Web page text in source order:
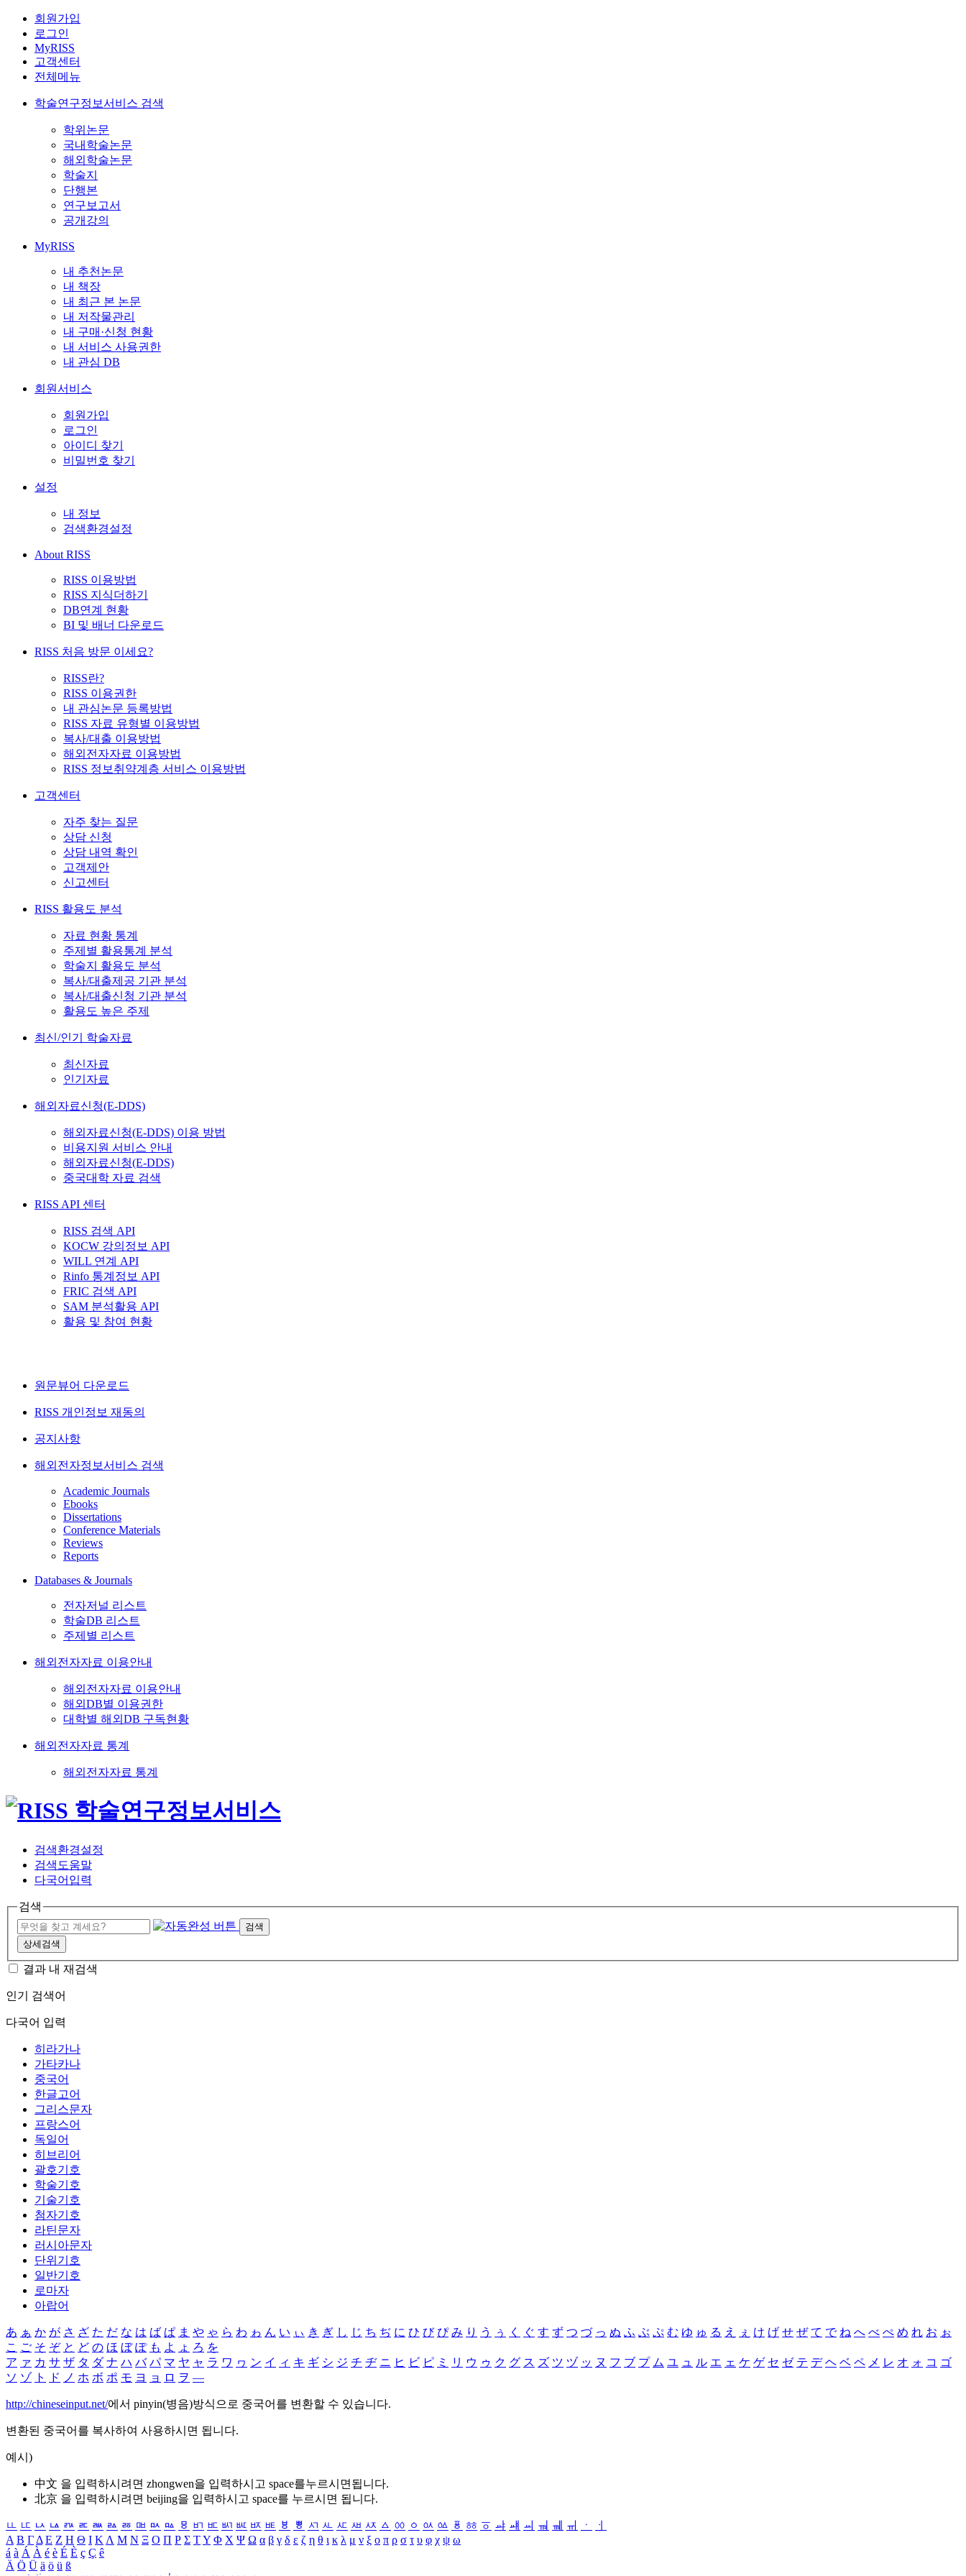
회원가입
로그인
MyRISS
고객센터
전체메뉴
학술연구정보서비스 검색
학위논문
국내학술논문
해외학술논문
학술지
단행본
연구보고서
공개강의
MyRISS
내 추천논문
내 책장
내 최근 본 논문
내 저작물관리
내 구매·신청 현황
내 서비스 사용권한
내 관심 DB
회원서비스
회원가입
로그인
아이디 찾기
비밀번호 찾기
설정
내 정보
검색환경설정
About RISS
RISS 이용방법
RISS 지식더하기
DB연계 현황
BI 및 배너 다운로드
RISS 처음 방문 이세요?
RISS란?
RISS 이용권한
내 관심논문 등록방법
RISS 자료 유형별 이용방법
복사/대출 이용방법
해외전자자료 이용방법
RISS 정보취약계층 서비스 이용방법
고객센터
자주 찾는 질문
상담 신청
상담 내역 확인
고객제안
신고센터
RISS 활용도 분석
자료 현황 통계
주제별 활용통계 분석
학술지 활용도 분석
복사/대출제공 기관 분석
복사/대출신청 기관 분석
활용도 높은 주제
최신/인기 학술자료
최신자료
인기자료
해외자료신청(E-DDS)
해외자료신청(E-DDS) 이용 방법
비용지원 서비스 안내
해외자료신청(E-DDS)
중국대학 자료 검색
RISS API 센터
RISS 검색 API
KOCW 강의정보 API
WILL 연계 API
Rinfo 통계정보 API
FRIC 검색 API
SAM 분석활용 API
활용 및 참여 현황
원문뷰어 다운로드
RISS 개인정보 재동의
공지사항
해외전자정보서비스 검색
Academic Journals
Ebooks
Dissertations
Conference Materials
Reviews
Reports
Databases & Journals
전자저널 리스트
학술DB 리스트
주제별 리스트
해외전자자료 이용안내
해외전자자료 이용안내
해외DB별 이용권한
대학별 해외DB 구독현황
해외전자자료 통계
해외전자자료 통계
검색환경설정
검색도움말
다국어입력
검색
검색
상세검색
결과 내 재검색
인기 검색어
다국어 입력
히라가나
가타카나
중국어
한글고어
그리스문자
프랑스어
독일어
히브리어
괄호기호
학술기호
기술기호
첨자기호
라틴문자
러시아문자
단위기호
일반기호
로마자
아랍어
あ ぁ か が さ ざ た だ な は ば ぱ ま や ゃ ら わ ゎ ん い ぃ き ぎ し じ ち ぢ に ひ び ぴ み り う ぅ く ぐ す ず つ づ っ ぬ ふ ぶ ぷ む ゆ ゅ る え ぇ け げ せ ぜ て で ね へ べ ぺ め れ お ぉ
こ ご そ ぞ と ど の ほ ぼ ぽ も よ ょ ろ を
ア ァ カ サ ザ タ ダ ナ ハ バ パ マ ヤ ャ ラ ワ ヮ ン イ ィ キ ギ シ ジ チ ヂ ニ ヒ ビ ピ ミ リ ウ ゥ ク グ ス ズ ツ ヅ ッ ヌ フ ブ プ ム ユ ュ ル エ ェ ケ ゲ セ ゼ テ デ ヘ ベ ペ メ レ オ ォ コ ゴ
ソ ゾ ト ド ノ ホ ボ ポ モ ヨ ョ ロ ヲ ―
http://chineseinput.net/에서 pinyin(병음)방식으로 중국어를 변환할 수 있습니다.
변환된 중국어를 복사하여 사용하시면 됩니다.
예시)
中文 을 입력하시려면 zhongwen을 입력하시고 space를누르시면됩니다.
北京 을 입력하시려면 beijing을 입력하시고 space를 누르시면 됩니다.
ㅥ ㅦ ㅧ ㅨ ㅩ ㅪ ㅫ ㅬ ㅭ ㅮ ㅯ ㅰ ㅱ ㅲ ㅳ ㅴ ㅵ ㅶ ㅷ ㅸ ㅹ ㅺ ㅻ ㅼ ㅽ ㅾ ㅿ ㆀ ㆁ ㆂ ㆃ ㆄ ㆅ ㆆ ㆇ ㆈ ㆉ ㆊ ㆋ ㆌ ㆍ
ㆎ
Α Β ΓΔ Ε Ζ Η Θ Ι ΚΛ Μ Ν Ξ Ο Π Ρ Σ ΤΥ Φ Χ Ψ Ω α β γ δ ε ζ η θ ι κ λ μ ν ξ ο π ρ σ τ υ φ χ ψ ω
á à Á À é è É È ç Ç ê
Ä Ö Ü ä ö ü ß